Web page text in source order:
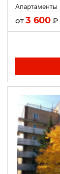
Апартаменты
от3 600 ₽